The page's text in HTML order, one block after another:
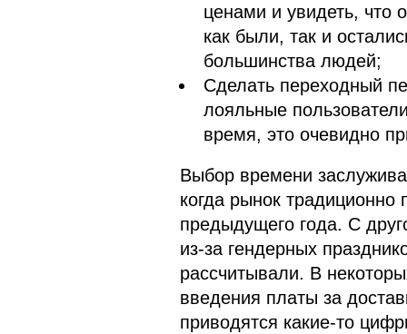
ценами и увидеть, что
как были, так и
большинства людей;
Сделать переходный
лояльные
время, это очевидно
Выбор времени
когда рынок традиционно
предыдущего года. С
из-за гендерных
рассчитывали. В
введения платы за
приводятся какие-то